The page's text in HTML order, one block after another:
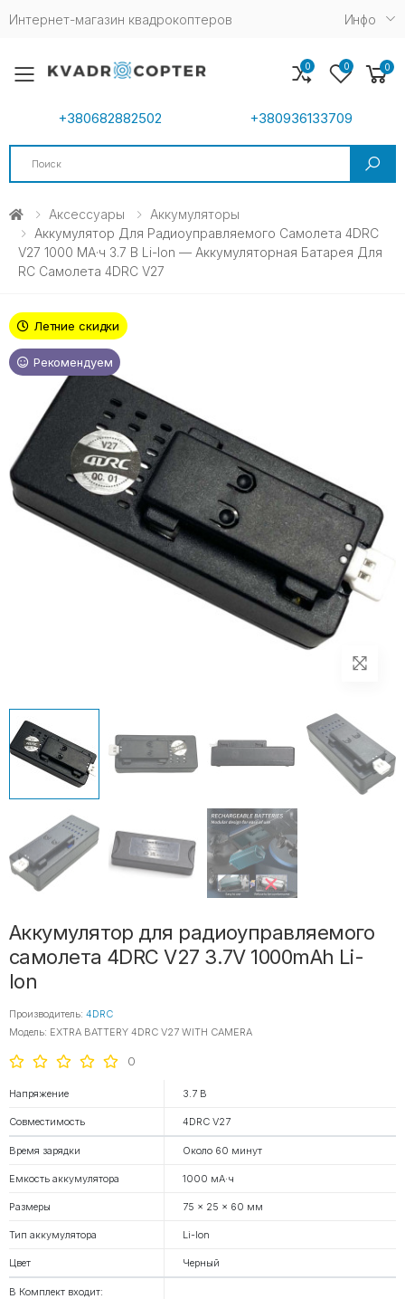
Интернет-магазин квадрокоптеров Инфо
Toggle mobile menu
+380682882502 +380936133709
Search
0 0 0
Аксессуары
Аккумуляторы
Аккумулятор Для Радиоуправляемого Самолета 4DRC
V27 1000 МА·ч 3.7 В Li-Ion — Аккумуляторная Батарея Для
RC Самолета 4DRC V27
Летние скидки
Рекомендуем
Аккумулятор для радиоуправляемого
самолета 4DRC V27 3.7V 1000mAh Li-
Ion
Производитель: 4DRC
Модель: EXTRA BATTERY 4DRC V27 WITH CAMERA
0
Напряжение 3.7 В
Совместимость 4DRC V27
Время зарядки Около 60 минут
Емкость аккумулятора 1000 мА·ч
Размеры 75 × 25 × 60 мм
Тип аккумулятора Li-Ion
Цвет Черный
В Комплект входит: